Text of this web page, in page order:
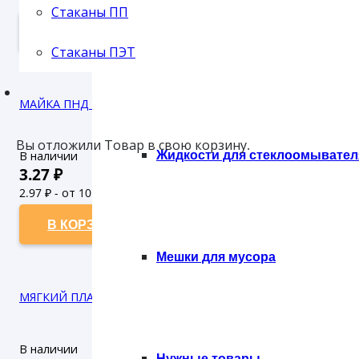
Жидкости для
Мешки для мусора
Стаканы ПП
Стаканы ПЭТ
Вы отложили Товар в свою корзину.
₽ - от 50.000 рублей
МАЙКА ПНД 30*55 30 мкн РУСЬ ФИОЛЕТОВАЯ (50/1000)
В наличии
3.27₽
2.97 ₽ - от 10.000 рублей
2.7₽ - от 50.000 рублей
В КОРЗИНУ
МЯГКИЙ ПЛАСТИК 30*40 ХОХЛОМА (1/40) ТИКО
В наличии